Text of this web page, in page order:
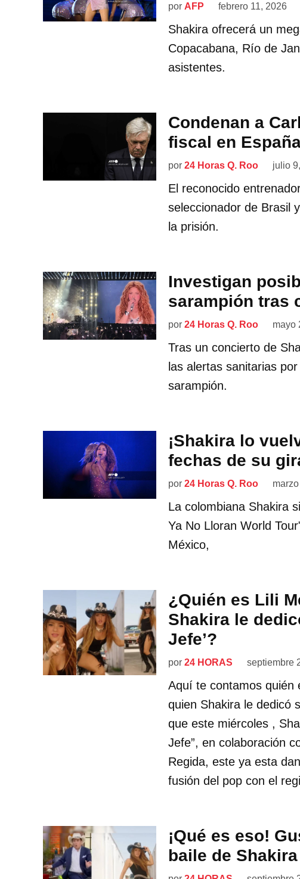
por AFP febrero 11, 2026
Shakira ofrecerá un
Copacabana, Río de
asistentes.
Condenan a
fiscal en
por 24 Horas Q. Roo julio
El reconocido
seleccionador de Brasil
la prisión.
Investigan
sarampión tras
por 24 Horas Q. Roo mayo
Tras un concierto de
las alertas sanitarias
sarampión.
¡Shakira lo
fechas de su
por 24 Horas Q. Roo
La colombiana Shakira
Ya No Lloran World
México,
¿Quién es Lili
Shakira le
Jefe’?
por 24 HORAS septiembre
Aquí te contamos quién
quien Shakira le dedicó
que este miércoles ,
Jefe”, en colaboración
Regida, este ya esta
fusión del pop con el
¡Qué es eso!
baile de